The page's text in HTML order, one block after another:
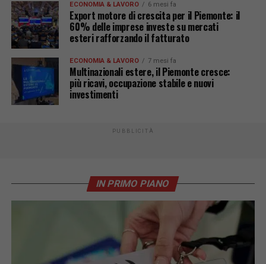
ECONOMIA & LAVORO 6 mesi fa
Export motore di crescita per il Piemonte: il
60% delle imprese investe su mercati
esteri rafforzando il fatturato
ECONOMIA & LAVORO 7 mesi fa
Multinazionali estere, il Piemonte cresce:
più ricavi, occupazione stabile e nuovi
investimenti
PUBBLICITÀ
IN PRIMO PIANO